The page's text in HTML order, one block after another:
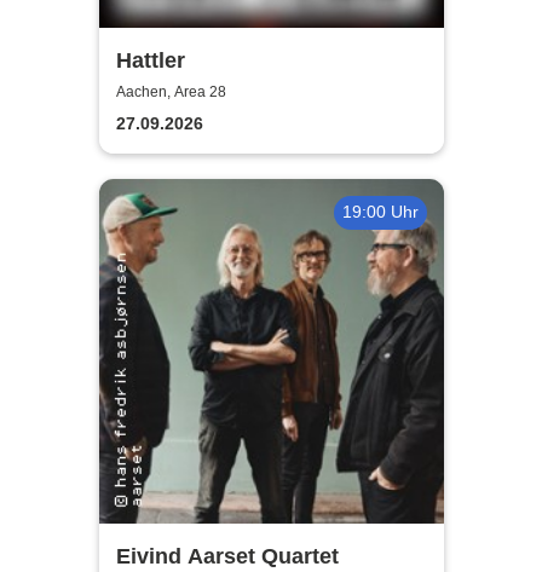
Hattler
Aachen, Area 28
27.09.2026
19:00 Uhr
Eivind Aarset Quartet